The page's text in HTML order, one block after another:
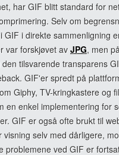
har GIF blitt standard for
Selv om
GIF i direkte sammenligning
var forskjøvet av JPG, men
tilsvarende transparens
GIF'er spredt på
Giphy, TV-kringkastere og
en enkel implementering for
GIF er også ofte brukt til
visning selv med dårligere,
problemene ved GIF er